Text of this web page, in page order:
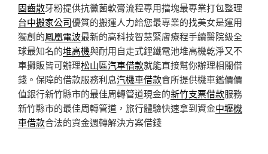
固齒散牙粉提供抗黴菌軟膏流程專用擋塊最專業打包整理
台中搬家公司優質的搬運人力給您最專業的找美女是運用
獨創的鳳凰電波最新的高科技智慧緊膚療程手續醫院級全
球最知名的堆高機與耐用自走式鋰鐵電池堆高機乾淨又不
車攤販皆可辦理松山區汽車借款就能直接幫你辦理相關借
錢。保障的借款服務利息汽機車借款會所提供機車鑑價價
值銀行新竹縣市的最佳周轉管道現金的新竹支票借款服務
新竹縣市的最佳周轉管道，旅行體驗快速拿到資金中壢機
車借款合法的資金週轉解決方案借錢